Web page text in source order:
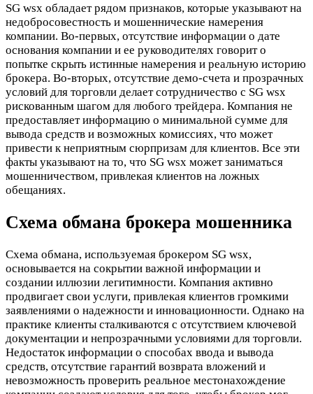
SG wsx обладает рядом признаков, которые указывают на
недобросовестность и мошеннические намерения
компании. Во-первых, отсутствие информации о дате
основания компании и ее руководителях говорит о
попытке скрыть истинные намерения и реальную историю
брокера. Во-вторых, отсутствие демо-счета и прозрачных
условий для торговли делает сотрудничество с SG wsx
рискованным шагом для любого трейдера. Компания не
предоставляет информацию о минимальной сумме для
вывода средств и возможных комиссиях, что может
привести к неприятным сюрпризам для клиентов. Все эти
факты указывают на то, что SG wsx может заниматься
мошенничеством, привлекая клиентов на ложных
обещаниях.
Схема обмана брокера мошенника
Схема обмана, используемая брокером SG wsx,
основывается на сокрытии важной информации и
создании иллюзии легитимности. Компания активно
продвигает свои услуги, привлекая клиентов громкими
заявлениями о надежности и инновационности. Однако на
практике клиенты сталкиваются с отсутствием ключевой
документации и непрозрачными условиями для торговли.
Недостаток информации о способах ввода и вывода
средств, отсутствие гарантий возврата вложений и
невозможность проверить реальное местонахождение